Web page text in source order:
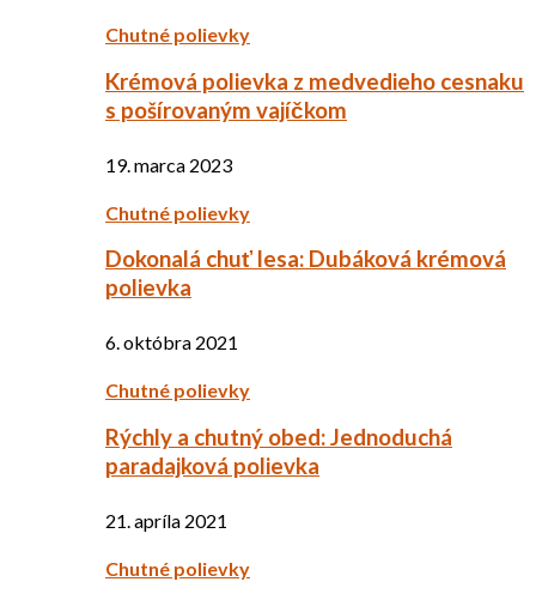
Chutné polievky
Krémová polievka z medvedieho cesnaku
s pošírovaným vajíčkom
19. marca 2023
Chutné polievky
Dokonalá chuť lesa: Dubáková krémová
polievka
6. októbra 2021
Chutné polievky
Rýchly a chutný obed: Jednoduchá
paradajková polievka
21. apríla 2021
Chutné polievky